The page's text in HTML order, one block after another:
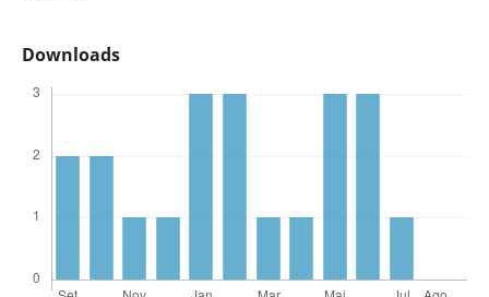
Downloads